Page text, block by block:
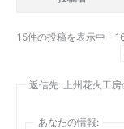
15件の投稿を表示中 -
返信先: 上州花火工
あなたの情報: